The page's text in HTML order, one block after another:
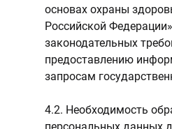
основах охраны
Российской
законодательных
предоставлению
запросам
4.2. Необходимость